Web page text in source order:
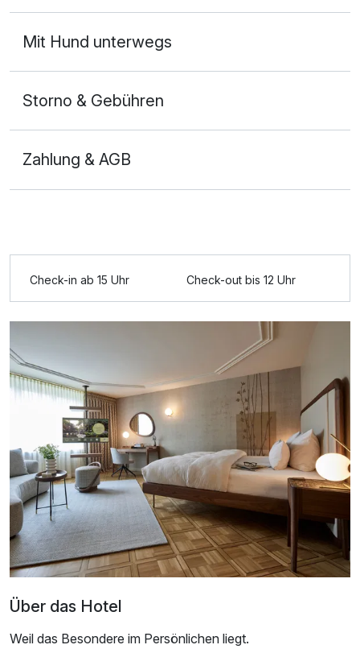
entspannen, da es sehr viele Ruhebereiche und einen
schönen Schwimmteich gab. Besonders hervorheben
möchten wir die Bar des Hotels. Wir haben in dieser
jeden Abend den Tag ausklingen lassen und waren
begeistert von der Auswahl an besonderen Cocktails
verstanden und eine gute Stimmung in der Bar
verbreitet. Wir waren von unserem Aufenthalt so
begeistert, dass wir schon wieder für den Dezember
gebucht haben.
Ausstattung
Für 2 Tage p.P. ab159,00 €
Mit Hund unterwegs
Storno & Gebühren
Zahlung & AGB
Check-in ab 15 Uhr Check-out bis 12 Uhr
Über das Hotel
Weil das Besondere im Persönlichen liegt.